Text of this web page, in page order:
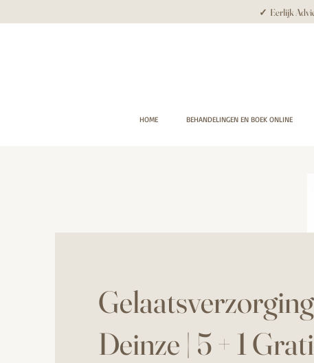
✓ Eerlijk
HOME BEHANDELINGEN EN BOEK ONLINE
Deinze | 5 + 1